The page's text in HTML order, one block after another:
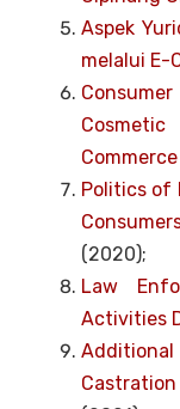
Aspek
melalui E-
Commerce
Politics of
(2020);
Law
Activities